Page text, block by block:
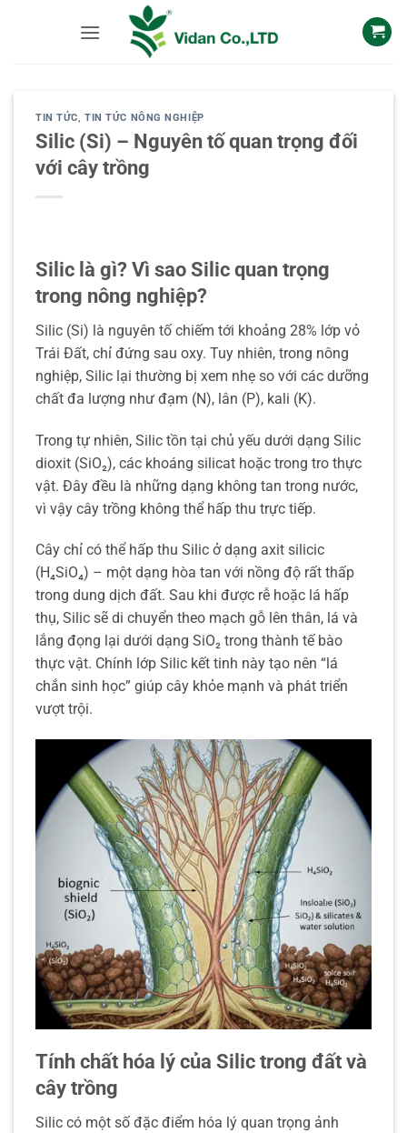
TIN TỨC,TIN TỨC NÔNG NGHIỆP
Silic (Si) – Nguyên tố quan trọng đối
với cây trồng
Silic là gì? Vì sao Silic quan trọng
trong nông nghiệp?
Silic (Si) là nguyên tố chiếm tới khoảng 28% lớp vỏ
Trái Đất, chỉ đứng sau oxy. Tuy nhiên, trong nông
nghiệp, Silic lại thường bị xem nhẹ so với các dưỡng
chất đa lượng như đạm (N), lân (P), kali (K).
Trong tự nhiên, Silic tồn tại chủ yếu dưới dạng Silic
dioxit (SiO₂), các khoáng silicat hoặc trong tro thực
vật. Đây đều là những dạng không tan trong nước,
vì vậy cây trồng không thể hấp thu trực tiếp.
Cây chỉ có thể hấp thu Silic ở dạng axit silicic
(H₄SiO₄) – một dạng hòa tan với nồng độ rất thấp
trong dung dịch đất. Sau khi được rễ hoặc lá hấp
thụ, Silic sẽ di chuyển theo mạch gỗ lên thân, lá và
lắng đọng lại dưới dạng SiO₂ trong thành tế bào
thực vật. Chính lớp Silic kết tinh này tạo nên “lá
chắn sinh học” giúp cây khỏe mạnh và phát triển
vượt trội.
Tính chất hóa lý của Silic trong đất và
cây trồng
Silic có một số đặc điểm hóa lý quan trọng ảnh